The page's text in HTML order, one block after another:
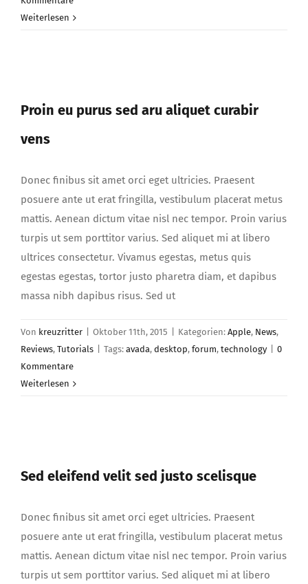
Weiterlesen
Proin eu purus sed aru aliquet curabir
vens
Donec finibus sit amet orci eget ultricies. Praesent
posuere ante ut erat fringilla, vestibulum placerat metus
mattis. Aenean dictum vitae nisl nec tempor. Proin varius
turpis ut sem porttitor varius. Sed aliquet mi at libero
ultrices consectetur. Vivamus egestas, metus quis
egestas egestas, tortor justo pharetra diam, et dapibus
massa nibh dapibus risus. Sed ut
Von kreuzritter Oktober 11th, 2015 Kategorien: Apple, News,
Reviews, Tutorials Tags: avada, desktop, forum, technology
0
Kommentare
Weiterlesen
Sed eleifend velit sed justo scelisque
Donec finibus sit amet orci eget ultricies. Praesent
posuere ante ut erat fringilla, vestibulum placerat metus
mattis. Aenean dictum vitae nisl nec tempor. Proin varius
turpis ut sem porttitor varius. Sed aliquet mi at libero